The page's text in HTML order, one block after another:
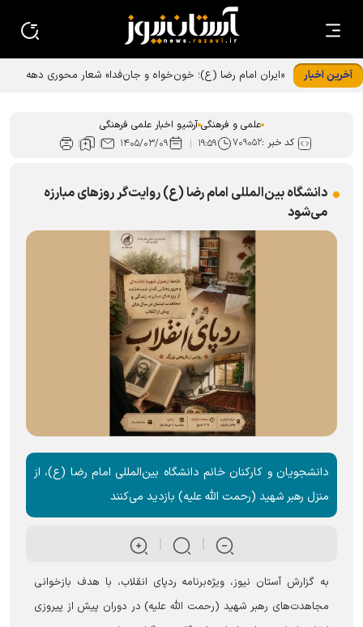
آخرین اخبار
«ایران امام رضا (ع)؛ خون‌خواه و جان‌فدا» شعار محوری دهه
علمی و فرهنگی آرشیو اخبار علمی فرهنگی
کد خبر :۷۰۹۰۵۲ ۱۹:۵۹ ۱۴۰۵/۰۳/۰۹
دانشگاه بین‌المللی امام رضا (ع) روایت‌گر روز‌های مبارزه
می‌شود
دانشجویان و کارکنان خانم دانشگاه بین‌المللی امام رضا (ع)، از
منزل رهبر شهید (رحمت الله علیه) بازدید می‌کنند
به گزارش آستان نیوز، ویژه‌برنامه ردپای انقلاب، با هدف بازخوانی
مجاهدت‌های رهبر شهید (رحمت الله علیه) در دوران پیش از پیروزی